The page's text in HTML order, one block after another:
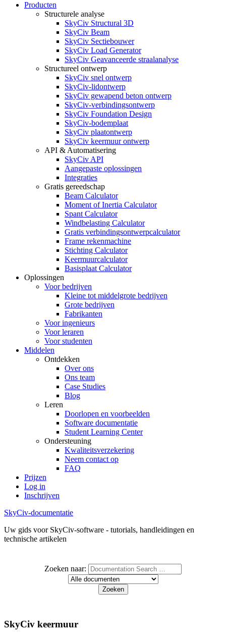
Producten
Structurele analyse
SkyCiv Structural 3D
SkyCiv Beam
SkyCiv Sectiebouwer
SkyCiv Load Generator
SkyCiv Geavanceerde straalanalyse
Structureel ontwerp
SkyCiv snel ontwerp
SkyCiv-lidontwerp
SkyCiv gewapend beton ontwerp
SkyCiv-verbindingsontwerp
SkyCiv Foundation Design
SkyCiv-bodemplaat
SkyCiv plaatontwerp
SkyCiv keermuur ontwerp
API & Automatisering
SkyCiv API
Aangepaste oplossingen
Integraties
Gratis gereedschap
Beam Calculator
Moment of Inertia Calculator
Spant Calculator
Windbelasting Calculator
Gratis verbindingsontwerpcalculator
Frame rekenmachine
Stichting Calculator
Keermuurcalculator
Basisplaat Calculator
Oplossingen
Voor bedrijven
Kleine tot middelgrote bedrijven
Grote bedrijven
Fabrikanten
Voor ingenieurs
Voor leraren
Voor studenten
Middelen
Ontdekken
Over ons
Ons team
Case Studies
Blog
Leren
Doorlopen en voorbeelden
Software documentatie
Student Learning Center
Ondersteuning
Kwaliteitsverzekering
Neem contact op
FAQ
Prijzen
Log in
Inschrijven
SkyCiv-documentatie
Uw gids voor SkyCiv-software - tutorials, handleidingen en
technische artikelen
Zoeken naar:
SkyCiv keermuur